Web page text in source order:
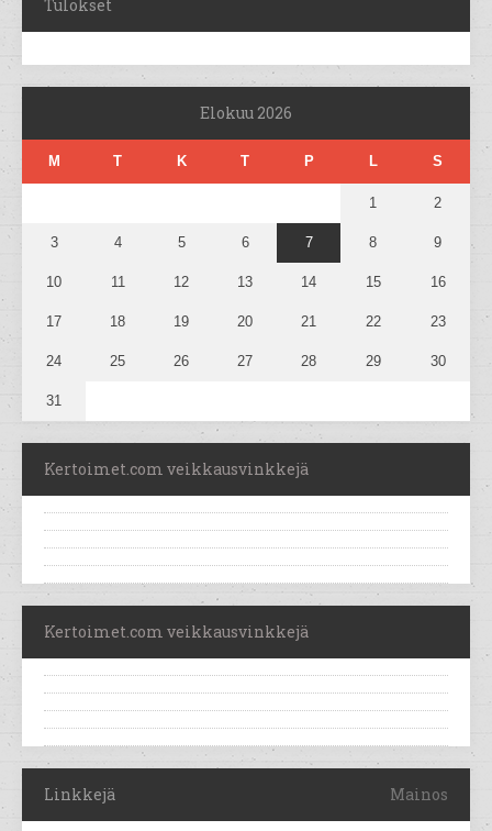
Tulokset
Elokuu 2026
M T K T P L S
1 2
3 4 5 6 7 8 9
10 11 12 13 14 15 16
17 18 19 20 21 22 23
24 25 26 27 28 29 30
31
Kertoimet.com veikkausvinkkejä
Kertoimet.com veikkausvinkkejä
Linkkejä Mainos